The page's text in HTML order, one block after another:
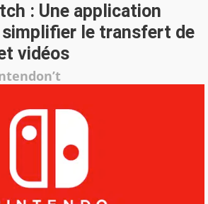
: Une application
le transfert de
vidéos